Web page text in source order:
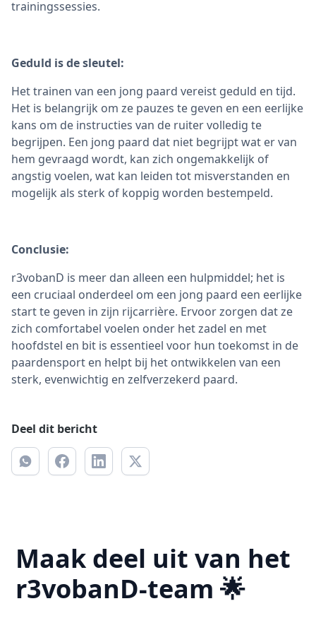
trainingssessies.
Geduld is de sleutel:
Het trainen van een jong paard vereist geduld en tijd.
Het is belangrijk om ze pauzes te geven en een eerlijke
kans om de instructies van de ruiter volledig te
begrijpen. Een jong paard dat niet begrijpt wat er van
hem gevraagd wordt, kan zich ongemakkelijk of
angstig voelen, wat kan leiden tot misverstanden en
mogelijk als sterk of koppig worden bestempeld.
Conclusie:
r3vobanD is meer dan alleen een hulpmiddel; het is
een cruciaal onderdeel om een jong paard een eerlijke
start te geven in zijn rijcarrière. Ervoor zorgen dat ze
zich comfortabel voelen onder het zadel en met
hoofdstel en bit is essentieel voor hun toekomst in de
paardensport en helpt bij het ontwikkelen van een
sterk, evenwichtig en zelfverzekerd paard.
Deel dit bericht
Maak deel uit van het
r3vobanD-team 🌟